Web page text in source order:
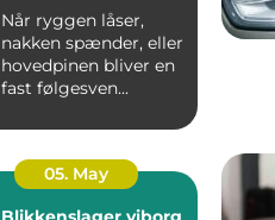
Når ryggen låser,
nakken spænder, eller
hovedpinen bliver en
fast følgesven...
05. May